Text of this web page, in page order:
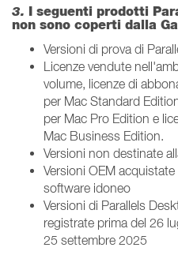
3. I seguenti prodotti
non sono coperti dalla
Versioni di prova di
Licenze vendute
volume, licenze di
per Mac Standard
per Mac Pro Edition e
Mac Business Edition.
Versioni non destinate
Versioni OEM
software idoneo
Versioni di Parallels
registrate prima del 26
25 settembre 2025